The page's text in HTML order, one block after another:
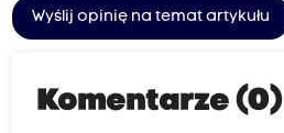
Wyślij opinię na temat artykułu
Komentarze (0)